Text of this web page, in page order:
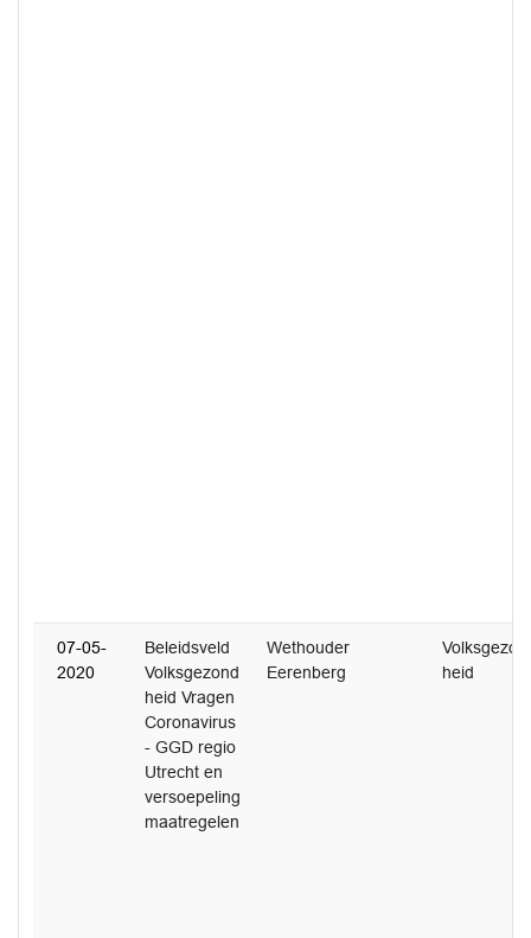
07-05-
2020
Beleidsveld
Volksgezond
heid Vragen
Coronavirus
- GGD regio
Utrecht en
versoepeling
maatregelen
Wethouder
Eerenberg
heid